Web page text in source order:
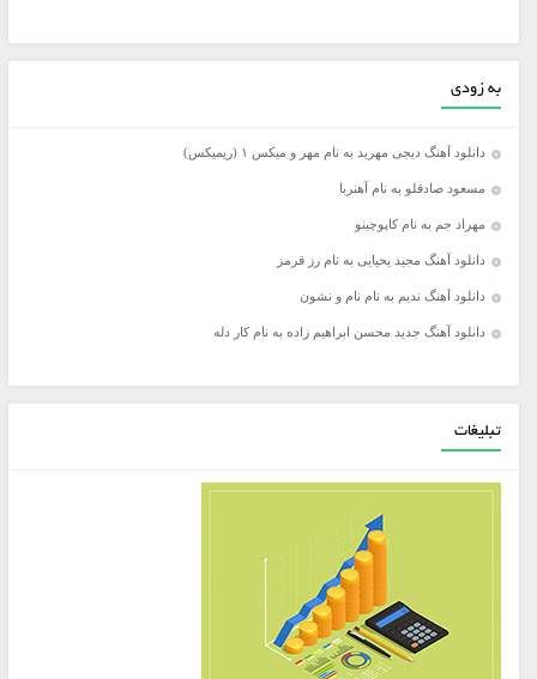
به زودی
دانلود آهنگ دیجی مهربد به نام مهر و میکس ۱ (ریمیکس)
مسعود صادقلو به نام آهنربا
مهراد جم به نام کاپوچینو
دانلود آهنگ مجید یحیایی به نام رز قرمز
دانلود آهنگ ندیم به نام نام و نشون
دانلود آهنگ جدید محسن ابراهیم زاده به نام کار دله
تبلیغات